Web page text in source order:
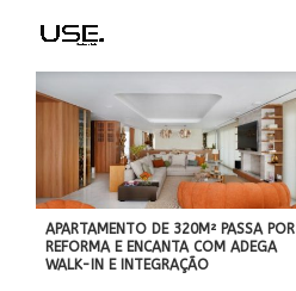
APARTAMENTO DE 320M² PASSA POR
REFORMA E ENCANTA COM ADEGA
WALK-IN E INTEGRAÇÃO